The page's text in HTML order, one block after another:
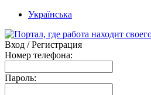
Українська
Вход / Регистрация
Номер телефона:
Пароль: